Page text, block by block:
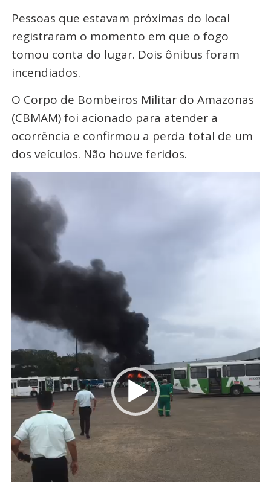
Pessoas que estavam próximas do local
registraram o momento em que o fogo
tomou conta do lugar. Dois ônibus foram
incendiados.
O Corpo de Bombeiros Militar do Amazonas
(CBMAM) foi acionado para atender a
ocorrência e confirmou a perda total de um
dos veículos. Não houve feridos.
Tocador
de